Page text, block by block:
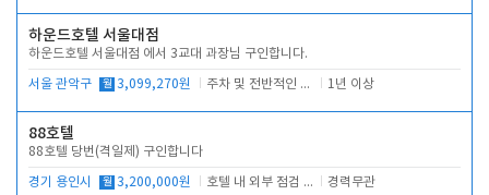
하운드호텔 서울대점
하운드호텔 서울대점 에서 3교대 과장님 구인합니다.
서울 관악구 월 3,099,270원 주차 및 전반적인 당번업무 1년 이상
88호텔
88호텔 당번(격일제) 구인합니다
경기 용인시 월 3,200,000원 호텔 내 외부 점검 및 프런트 운영 경력무관